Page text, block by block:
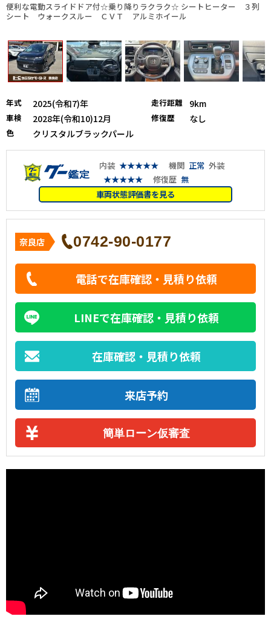
便利な電動スライドドア付☆乗り降りラクラク☆ シートヒーター ３列
シート ウォークスルー ＣＶＴ アルミホイール
年式 2025(令和7)年 走行距離 9km
車検 2028年(令和10)12月 修復歴 なし
色 クリスタルブラックパール
内装 ★★★★★ 機関 正常 外装
★★★★★
修復歴 無
車両状態評価書を見る
奈良店 0742-90-0177
電話で在庫確認・見積り依頼
LINEで在庫確認・見積り依頼
在庫確認・見積り依頼
来店予約
簡単ローン仮審査